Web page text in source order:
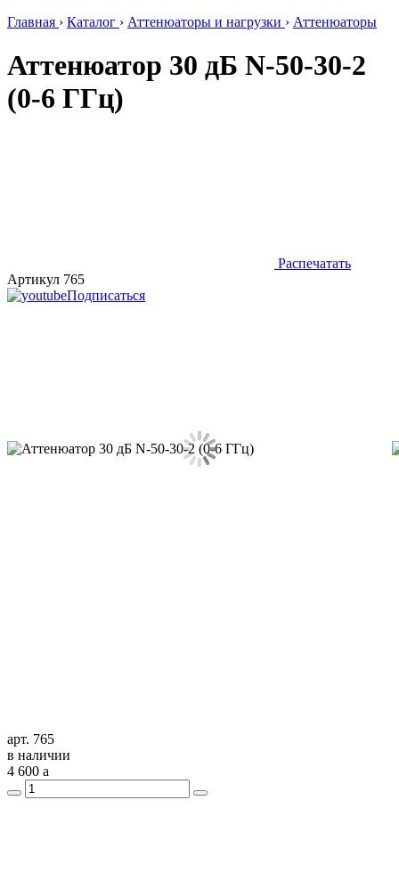
Главная › Каталог › Аттенюаторы и нагрузки › Аттенюаторы
Аттенюатор 30 дБ N-50-30-2
(0-6 ГГц)
Распечатать
Артикул 765
Подписаться
арт. 765
в наличии
4 600 a